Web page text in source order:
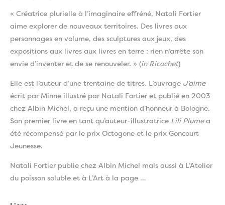
« Créatrice plurielle à l’imaginaire effréné, Natali Fortier
aime explorer de nouveaux territoires. Des livres aux
personnages en volume, des sculptures aux jeux, des
expositions aux livres aux livres en terre : rien n’arrête son
envie d’inventer et de se renouveler. » (in Ricochet)
Elle est l’auteur d’une trentaine de titres. L’ouvrage J’aime
écrit par Minne illustré par Natali Fortier et publié en 2003
chez Albin Michel, a reçu une mention d’honneur à Bologne.
Son premier livre en tant qu’auteur-illustratrice Lili Plumea
été récompensé par le prix Octogone et le prix Goncourt
Jeunesse.
Natali Fortier publie chez Albin Michel mais aussi à L’Atelier
du poisson soluble et à L’Art à la page …